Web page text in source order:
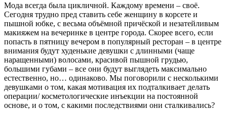
Мода всегда была цикличной. Каждому времени – своё.
Сегодня трудно пред ставить себе женщину в корсете и
пышной юбке, с весьма объёмной причёской и незатейливым
макияжем на вечеринке в центре города. Скорее всего, если
попасть в пятницу вечером в популярный ресторан – в центре
внимания будут худенькие девушки с длинными (чаще
наращенными) волосами, красивой пышной грудью,
большими губами – все они будут выглядеть максимально
естественно, но… одинаково. Мы поговорили с несколькими
девушками о том, какая мотивация их подталкивает делать
операции/ косметологические инъекции на постоянной
основе, и о том, с какими последствиями они сталкивались?